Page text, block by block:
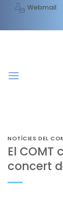
content
Webmail
NOTÍCIES DEL
El
concert